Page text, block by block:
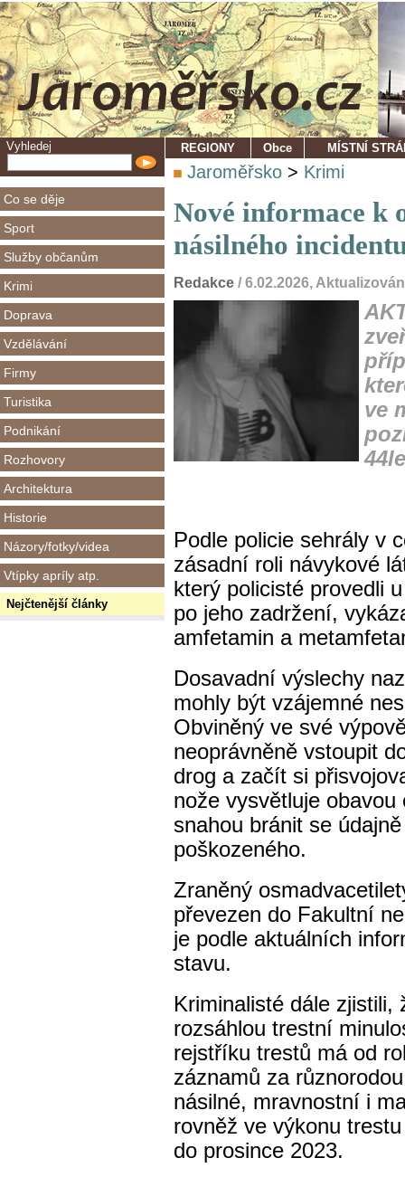
Vyhledej
Co se děje
Sport
Služby občanům
Krimi
Doprava
Vzdělávání
Firmy
Turistika
Podnikání
Rozhovory
Architektura
Historie
Názory/fotky/videa
Vtípky apríly atp.
Nejčtenější články
REGIONY Obce MÍSTNÍ
Jaroměřsko > Krimi
Nové informace k
násilného
Redakce / 6.02.2026,
ve
Podle policie sehrály v
zásadní roli návykové
který policisté provedli
po jeho zadržení,
amfetamin a
Dosavadní výslechy
mohly být vzájemné
Obviněný ve své
neoprávněně vstoupit
drog a začít si
nože vysvětluje
snahou bránit se
poškozeného.
Zraněný
převezen do Fakultní
je podle aktuálních
stavu.
Kriminalisté dále zjistili,
rozsáhlou trestní
rejstříku trestů má od
záznamů za
násilné, mravnostní i
rovněž ve výkonu
do prosince 2023.